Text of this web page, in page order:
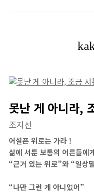
못난 게 아니라,
조지선
어설픈 위로는 가라 !
삶에 서툰 보통의 어른들에
“근거 있는 위로”와 “일상
“나만 그런 게 아니었어”